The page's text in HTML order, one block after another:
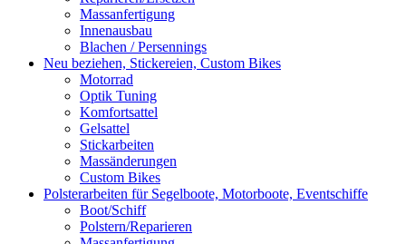
Massanfertigung
Innenausbau
Blachen / Persennings
Neu beziehen, Stickereien, Custom Bikes
Motorrad
Optik Tuning
Komfortsattel
Gelsattel
Stickarbeiten
Massänderungen
Custom Bikes
Polsterarbeiten für Segelboote, Motorboote, Eventschiffe
Boot/Schiff
Polstern/Reparieren